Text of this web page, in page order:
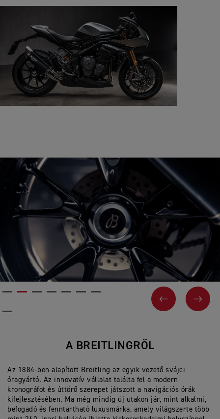
PREVIOUSNEXT
A BREITLINGRŐL
Az 1884-ben alapított Breitling az egyik vezető svájci
óragyártó. Az innovatív vállalat találta fel a modern
kronográfot és úttörő szerepet játszott a navigációs órák
kifejlesztésében. Ma még mindig új utakon jár, mint alkalmi,
befogadó és fenntartható luxusmárka, amely világszerte több